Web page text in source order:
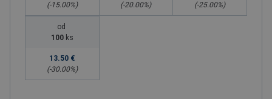
(-15.00%)
(-20.00%)
(-25.00%)
od
100 ks
13.50 €
(-30.00%)